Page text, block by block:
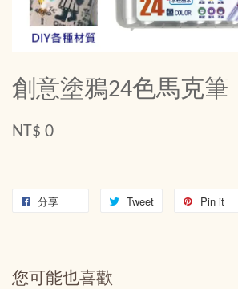
創意塗鴉24色馬克筆
NT$ 0
分享 Tweet Pin it
您可能也喜歡